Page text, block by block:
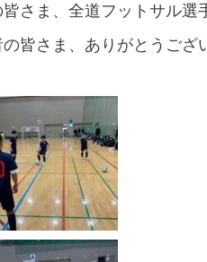
さま、全道フットサル選
皆さま、ありがとうござ